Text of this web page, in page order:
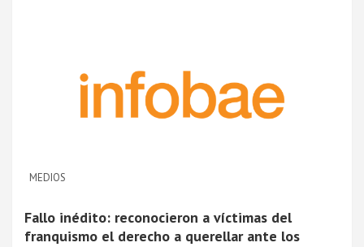
MEDIOS
Fallo inédito: reconocieron a ví­ctimas del
franquismo el derecho a querellar ante los